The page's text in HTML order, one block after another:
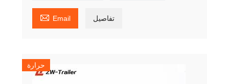
 Email تفاصيل
حرارة